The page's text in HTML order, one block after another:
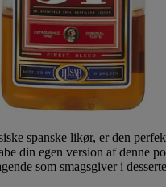
spanske likør, er den
din egen version af denne
som smagsgiver i